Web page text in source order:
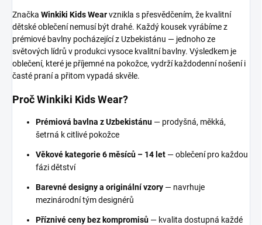
Značka Winkiki Kids Wearvznikla s přesvědčením, že kvalitní
dětské oblečení nemusí být drahé. Každý kousek vyrábíme z
prémiové bavlny pocházející z Uzbekistánu — jednoho ze
světových lídrů v produkci vysoce kvalitní bavlny. Výsledkem je
oblečení, které je příjemné na pokožce, vydrží každodenní nošení i
časté praní a přitom vypadá skvěle.
Proč Winkiki Kids Wear?
Prémiová bavlna z Uzbekistánu — prodyšná, měkká,
šetrná k citlivé pokožce
Věkové kategorie 6 měsíců – 14 let — oblečení pro každou
fázi dětství
Barevné designy a originální vzory — navrhuje
mezinárodní tým designérů
Příznivé ceny bez kompromisů — kvalita dostupná každé